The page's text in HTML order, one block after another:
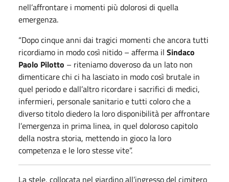
nell’affrontare i momenti più dolorosi di quella
emergenza.
“Dopo cinque anni dai tragici momenti che ancora tutti
ricordiamo in modo così nitido – afferma il Sindaco
Paolo Pilotto – riteniamo doveroso da un lato non
dimenticare chi ci ha lasciato in modo così brutale in
quel periodo e dall’altro ricordare i sacrifici di medici,
infermieri, personale sanitario e tutti coloro che a
diverso titolo diedero la loro disponibilità per affrontare
l’emergenza in prima linea, in quel doloroso capitolo
della nostra storia, mettendo in gioco la loro
competenza e le loro stesse vite”.
La stele, collocata nel giardino all’ingresso del cimitero